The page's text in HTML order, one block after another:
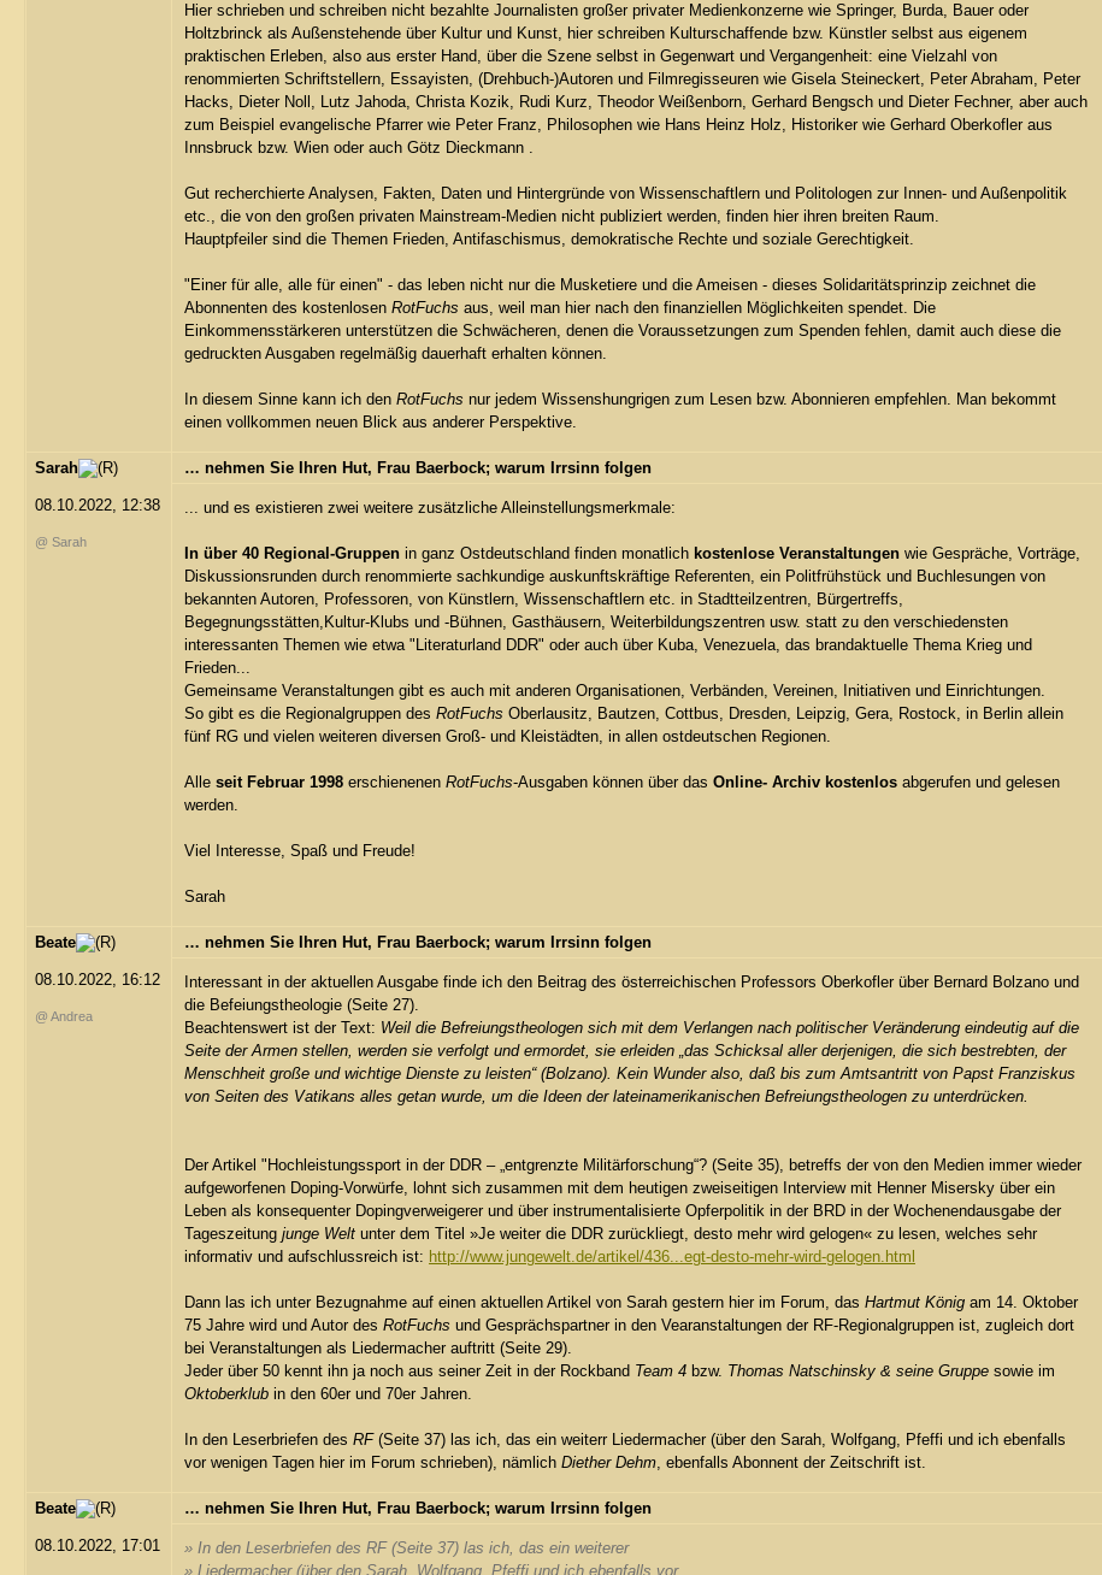
Hier schrieben und schreiben nicht bezahlte Journalisten großer privater Medienkonzerne wie Springer, Burda, Bauer oder
Holtzbrinck als Außenstehende über Kultur und Kunst, hier schreiben Kulturschaffende bzw. Künstler selbst aus eigenem
praktischen Erleben, also aus erster Hand, über die Szene selbst in Gegenwart und Vergangenheit: eine Vielzahl von
renommierten Schriftstellern, Essayisten, (Drehbuch-)Autoren und Filmregisseuren wie Gisela Steineckert, Peter Abraham, Peter
Hacks, Dieter Noll, Lutz Jahoda, Christa Kozik, Rudi Kurz, Theodor Weißenborn, Gerhard Bengsch und Dieter Fechner, aber auch
zum Beispiel evangelische Pfarrer wie Peter Franz, Philosophen wie Hans Heinz Holz, Historiker wie Gerhard Oberkofler aus
Innsbruck bzw. Wien oder auch Götz Dieckmann .
Gut recherchierte Analysen, Fakten, Daten und Hintergründe von Wissenschaftlern und Politologen zur Innen- und Außenpolitik
etc., die von den großen privaten Mainstream-Medien nicht publiziert werden, finden hier ihren breiten Raum.
Hauptpfeiler sind die Themen Frieden, Antifaschismus, demokratische Rechte und soziale Gerechtigkeit.
"Einer für alle, alle für einen" - das leben nicht nur die Musketiere und die Ameisen - dieses Solidaritätsprinzip zeichnet die
Abonnenten des kostenlosen RotFuchs aus, weil man hier nach den finanziellen Möglichkeiten spendet. Die
Einkommensstärkeren unterstützen die Schwächeren, denen die Voraussetzungen zum Spenden fehlen, damit auch diese die
gedruckten Ausgaben regelmäßig dauerhaft erhalten können.
In diesem Sinne kann ich den RotFuchs nur jedem Wissenshungrigen zum Lesen bzw. Abonnieren empfehlen. Man bekommt
einen vollkommen neuen Blick aus anderer Perspektive.
Sarah
08.10.2022, 12:38
@ Sarah
… nehmen Sie Ihren Hut, Frau Baerbock; warum Irrsinn folgen
... und es existieren zwei weitere zusätzliche Alleinstellungsmerkmale:
In über 40 Regional-Gruppen in ganz Ostdeutschland finden monatlich kostenlose Veranstaltungen wie Gespräche, Vorträge,
Diskussionsrunden durch renommierte sachkundige auskunftskräftige Referenten, ein Politfrühstück und Buchlesungen von
bekannten Autoren, Professoren, von Künstlern, Wissenschaftlern etc. in Stadtteilzentren, Bürgertreffs,
Begegnungsstätten,Kultur-Klubs und -Bühnen, Gasthäusern, Weiterbildungszentren usw. statt zu den verschiedensten
interessanten Themen wie etwa "Literaturland DDR" oder auch über Kuba, Venezuela, das brandaktuelle Thema Krieg und
Frieden...
Gemeinsame Veranstaltungen gibt es auch mit anderen Organisationen, Verbänden, Vereinen, Initiativen und Einrichtungen.
So gibt es die Regionalgruppen des RotFuchs Oberlausitz, Bautzen, Cottbus, Dresden, Leipzig, Gera, Rostock, in Berlin allein
fünf RG und vielen weiteren diversen Groß- und Kleistädten, in allen ostdeutschen Regionen.
Alle seit Februar 1998 erschienenen RotFuchs-Ausgaben können über das Online- Archiv kostenlos abgerufen und gelesen
werden.
Viel Interesse, Spaß und Freude!
Sarah
Beate
08.10.2022, 16:12
@ Andrea
… nehmen Sie Ihren Hut, Frau Baerbock; warum Irrsinn folgen
Interessant in der aktuellen Ausgabe finde ich den Beitrag des österreichischen Professors Oberkofler über Bernard Bolzano und
die Befeiungstheologie (Seite 27).
Beachtenswert ist der Text: Weil die Befreiungstheologen sich mit dem Verlangen nach politischer Veränderung eindeutig auf die
Seite der Armen stellen, werden sie verfolgt und ermordet, sie erleiden „das Schicksal aller derjenigen, die sich bestrebten, der
Menschheit große und wichtige Dienste zu leisten“ (Bolzano). Kein Wunder also, daß bis zum Amtsantritt von Papst Franziskus
von Seiten des Vatikans alles getan wurde, um die Ideen der lateinamerikanischen Befreiungstheologen zu unterdrücken.
Der Artikel "Hochleistungssport in der DDR – „entgrenzte Militärforschung“? (Seite 35), betreffs der von den Medien immer wieder
aufgeworfenen Doping-Vorwürfe, lohnt sich zusammen mit dem heutigen zweiseitigen Interview mit Henner Misersky über ein
Leben als konsequenter Dopingverweigerer und über instrumentalisierte Opferpolitik in der BRD in der Wochenendausgabe der
Tageszeitung junge Welt unter dem Titel »Je weiter die DDR zurückliegt, desto mehr wird gelogen« zu lesen, welches sehr
informativ und aufschlussreich ist: http://www.jungewelt.de/artikel/436...egt-desto-mehr-wird-gelogen.html
Dann las ich unter Bezugnahme auf einen aktuellen Artikel von Sarah gestern hier im Forum, das Hartmut König am 14. Oktober
75 Jahre wird und Autor des RotFuchs und Gesprächspartner in den Vearanstaltungen der RF-Regionalgruppen ist, zugleich dort
bei Veranstaltungen als Liedermacher auftritt (Seite 29).
Jeder über 50 kennt ihn ja noch aus seiner Zeit in der Rockband Team 4 bzw. Thomas Natschinsky & seine Gruppe sowie im
Oktoberklub in den 60er und 70er Jahren.
In den Leserbriefen des RF(Seite 37) las ich, das ein weiterr Liedermacher (über den Sarah, Wolfgang, Pfeffi und ich ebenfalls
vor wenigen Tagen hier im Forum schrieben), nämlich Diether Dehm, ebenfalls Abonnent der Zeitschrift ist.
Beate
08.10.2022, 17:01
… nehmen Sie Ihren Hut, Frau Baerbock; warum Irrsinn folgen
» In den Leserbriefen des RF(Seite 37) las ich, das ein weiterer
» Liedermacher (über den Sarah, Wolfgang, Pfeffi und ich ebenfalls vor